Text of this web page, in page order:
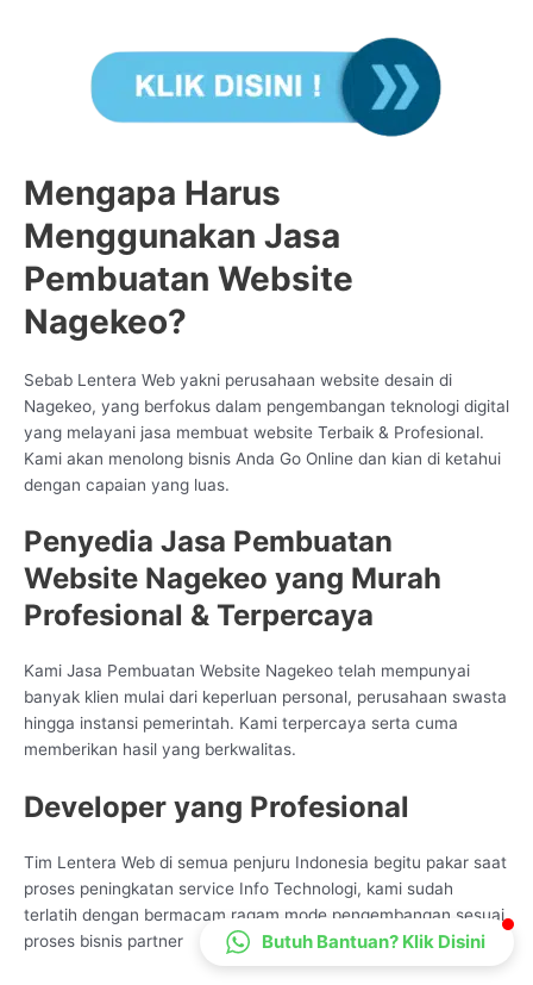
Mengapa Harus
Menggunakan Jasa
Pembuatan Website
Nagekeo?
Sebab Lentera Web yakni perusahaan website desain di
Nagekeo, yang berfokus dalam pengembangan teknologi digital
yang melayani jasa membuat website Terbaik & Profesional.
Kami akan menolong bisnis Anda Go Online dan kian di ketahui
dengan capaian yang luas.
Penyedia Jasa Pembuatan
Website Nagekeo yang Murah
Profesional & Terpercaya
Kami Jasa Pembuatan Website Nagekeo telah mempunyai
banyak klien mulai dari keperluan personal, perusahaan swasta
hingga instansi pemerintah. Kami terpercaya serta cuma
memberikan hasil yang berkwalitas.
Developer yang Profesional
Tim Lentera Web di semua penjuru Indonesia begitu pakar saat
proses peningkatan service Info Technologi, kami sudah
terlatih dengan bermacam ragam mode pengembangan sesuai
proses bisnis partner
CS Lenteraweb
Butuh Bantuan? Klik Disini